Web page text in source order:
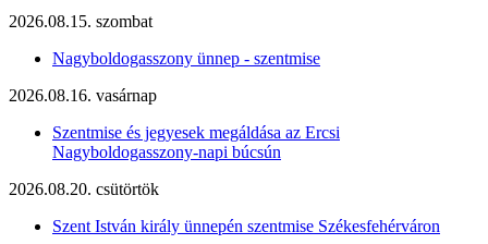
2026.08.15. szombat
Nagyboldogasszony ünnep - szentmise
2026.08.16. vasárnap
Szentmise és jegyesek megáldása az Ercsi
Nagyboldogasszony-napi búcsún
2026.08.20. csütörtök
Szent István király ünnepén szentmise Székesfehérváron